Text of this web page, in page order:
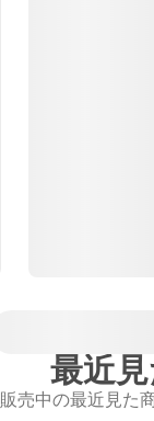
最近
販売中の最近見た